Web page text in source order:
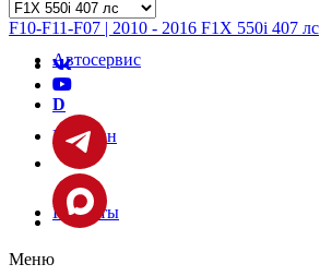
Автосервис
Магазин
Проекты
F10-F11-F07 | 2010 - 2016 F1X 550i 407 лс
D
Меню